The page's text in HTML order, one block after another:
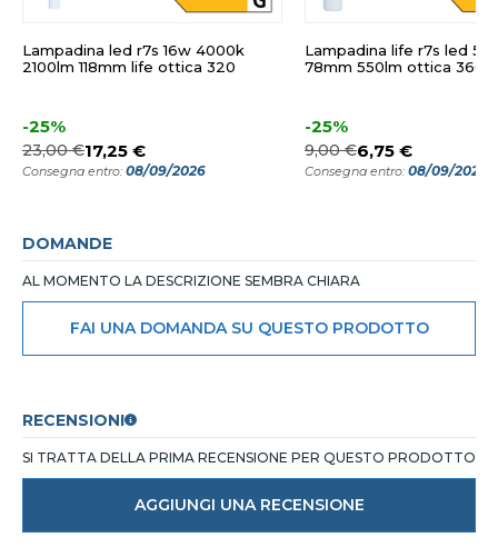
Lampadina led r7s 16w 4000k
2100lm 118mm life ottica 320
-25%
23,00 €17,25 €
Consegna entro: 08/09/2026
Lampadina life r7s led
78mm 550lm ottica 360
-25%
9,00 €6,75 €
Consegna entro: 08/09/2026
DOMANDE
AL MOMENTO LA DESCRIZIONE SEMBRA CHIARA
FAI UNA DOMANDA SU QUESTO PRODOTTO
RECENSIONI
SI TRATTA DELLA PRIMA RECENSIONE PER QUESTO PRODOTTO
AGGIUNGI UNA RECENSIONE